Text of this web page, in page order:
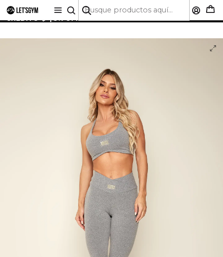
🚚 ENVÍO GRATIS A TODO CHILE SOBRE $50.000 | HASTA
6 CUOTAS SIN INTERÉS CON CUALQUIER TARJETA DE
CRÉDITO 💳 | 5% OFF PRIMERA COMPRA